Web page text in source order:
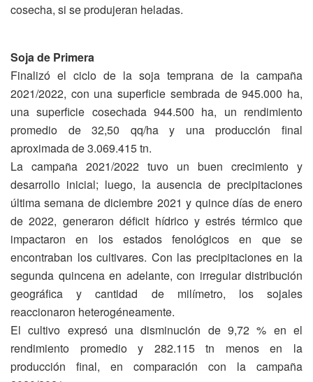
cosecha, si se produjeran heladas.
Soja de Primera
Finalizó el ciclo de la soja temprana de la campaña
2021/2022, con una superficie sembrada de 945.000 ha,
una superficie cosechada 944.500 ha, un rendimiento
promedio de 32,50 qq/ha y una producción final
aproximada de 3.069.415 tn.
La campaña 2021/2022 tuvo un buen crecimiento y
desarrollo inicial; luego, la ausencia de precipitaciones
última semana de diciembre 2021 y quince días de enero
de 2022, generaron déficit hídrico y estrés térmico que
impactaron en los estados fenológicos en que se
encontraban los cultivares. Con las precipitaciones en la
segunda quincena en adelante, con irregular distribución
geográfica y cantidad de milímetro, los sojales
reaccionaron heterogéneamente.
El cultivo expresó una disminución de 9,72 % en el
rendimiento promedio y 282.115 tn menos en la
producción final, en comparación con la campaña